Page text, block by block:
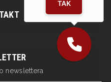
newslettera
TAK